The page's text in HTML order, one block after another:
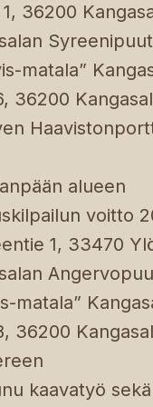
36200
matala”
36200
alueen
voitto
1, 33470
matala”
36200
kaavatyö